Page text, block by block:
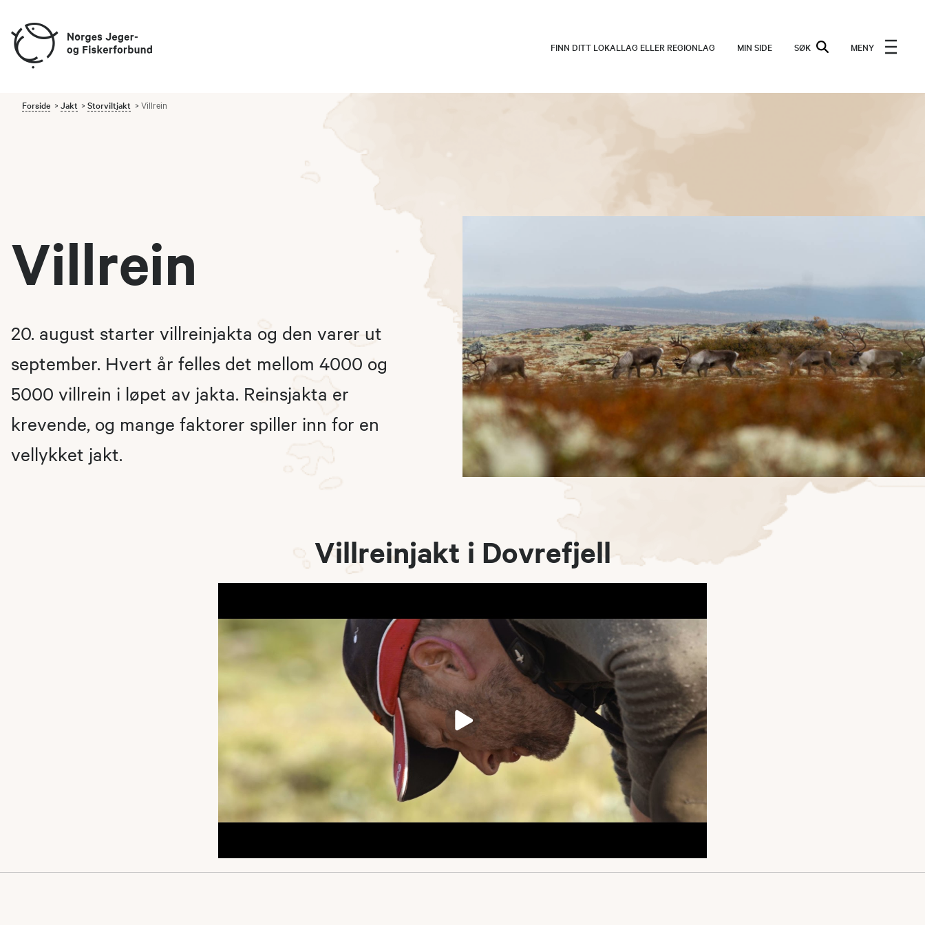
FINN DITT LOKALLAG ELLER REGIONLAG MIN SIDE SØK MENY
Forside Jakt Storviltjakt Villrein
Villrein
20. august starter villreinjakta og den varer ut
september. Hvert år felles det mellom 4000 og
5000 villrein i løpet av jakta​. Reinsjakta er
krevende, og mange faktorer spiller inn for en
vellykket jakt.
Villreinjakt i Dovrefjell